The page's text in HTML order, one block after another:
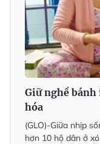
Giữ nghề
hóa
(GLO)-Giữa nhịp
hơn 10 hộ dân ở